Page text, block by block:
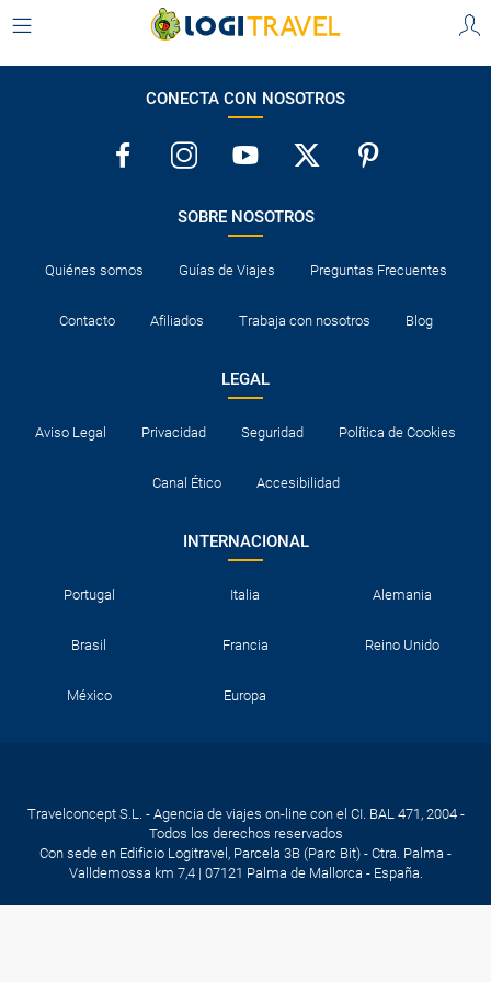
CONECTA CON NOSOTROS
SOBRE NOSOTROS
Quiénes somos Guías de Viajes Preguntas Frecuentes
Contacto Afiliados Trabaja con nosotros Blog
LEGAL
Aviso Legal Privacidad Seguridad Política de Cookies
Canal Ético Accesibilidad
INTERNACIONAL
Portugal Italia Alemania
Brasil Francia Reino Unido
México Europa
Travelconcept S.L. - Agencia de viajes on-line con el CI. BAL 471, 2004 -
Todos los derechos reservados
Con sede en Edificio Logitravel, Parcela 3B (Parc Bit) - Ctra. Palma -
Valldemossa km 7,4 | 07121 Palma de Mallorca - España.